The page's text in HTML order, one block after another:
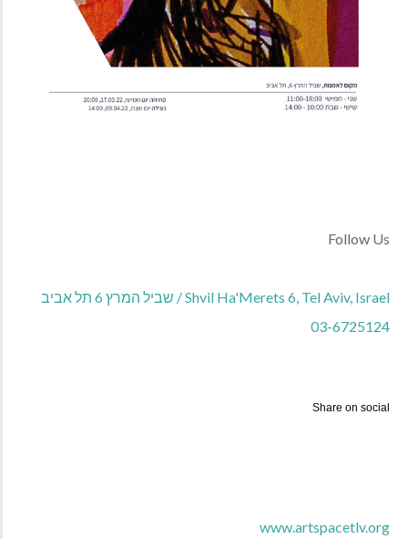
Follow Us
Shvil Ha'Merets 6, Tel Aviv, Israel / שביל המרץ 6 תל אביב
03-6725124
Share on social
www.artspacetlv.org